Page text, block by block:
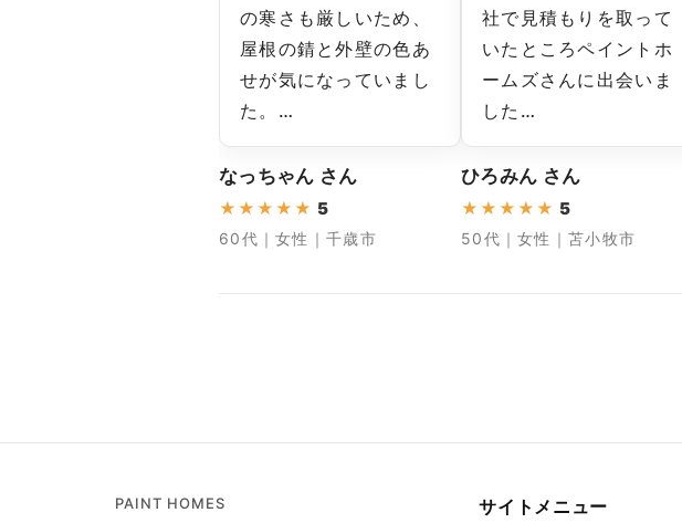
の寒さも厳しいため、
屋根の錆と外壁の色あ
せが気になっていまし
た。…
なっちゃん さん
★ ★ ★ ★ ★ 5
60代｜女性｜千歳市
社で見積もりを取って
いたところペイントホ
ームズさんに出会いま
した…
ひろみん さん
★ ★ ★ ★ ★ 5
50代｜女性｜苫小牧市
PAINT HOMES サイトメニュー